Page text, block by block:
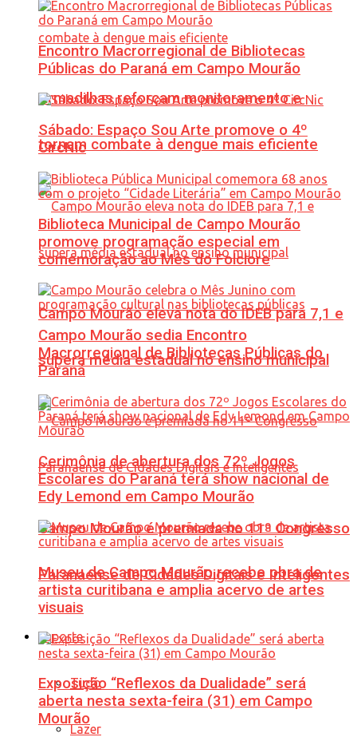
Armadilhas reforçam monitoramento e
tornam combate à dengue mais eficiente
Campo Mourão eleva nota do IDEB para 7,1 e
supera média estadual no ensino municipal
Campo Mourão é premiada no 11º Congresso
Paranaense de Cidades Digitais e Inteligentes
Esporte
Tudo
Lazer
Encontro Macrorregional de Bibliotecas
Públicas do Paraná em Campo Mourão
Sábado: Espaço Sou Arte promove o 4º
CircNic
Biblioteca Municipal de Campo Mourão
promove programação especial em
comemoração ao Mês do Folclore
Campo Mourão sedia Encontro
Macrorregional de Bibliotecas Públicas do
Paraná
Cerimônia de abertura dos 72º Jogos
Escolares do Paraná terá show nacional de
Edy Lemond em Campo Mourão
Museu de Campo Mourão recebe obra de
artista curitibana e amplia acervo de artes
visuais
Exposição “Reflexos da Dualidade” será
aberta nesta sexta-feira (31) em Campo
Mourão